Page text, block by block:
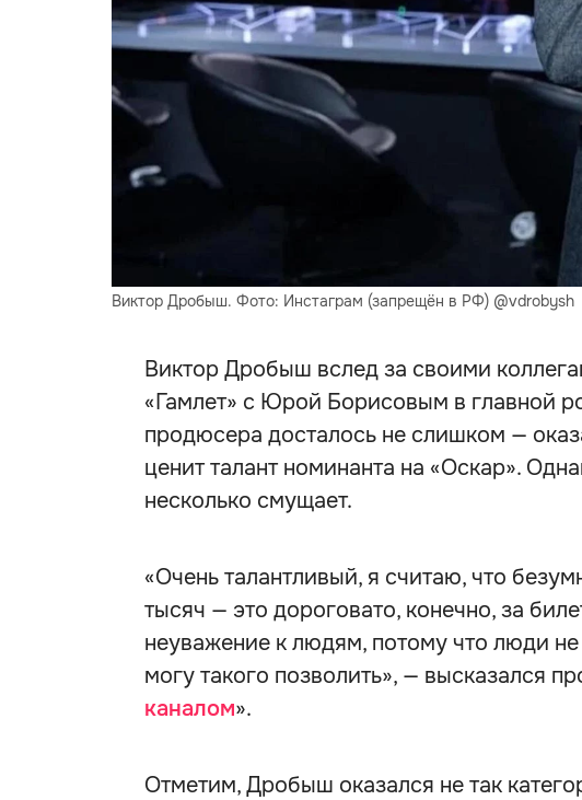
Виктор Дробыш. Фото: Инстаграм (запрещён в РФ) @vdrobysh
Виктор Дробыш вслед за своими
«Гамлет» с Юрой Борисовым в главной
продюсера досталось не слишком —
ценит талант номинанта на «Оскар».
несколько смущает.
«Очень талантливый, я считаю, что
тысяч — это дороговато, конечно, за
неуважение к людям, потому что люди
могу такого позволить», — высказался
каналом».
Отметим, Дробыш оказался не так